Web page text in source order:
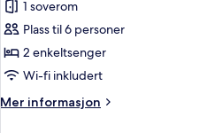
Rom
–
deluxe,
ikke-
(Rainbow
1 soverom
Plass til 6 personer
2 enkeltsenger
Wi-fi inkludert
Mer informasjon
Mer